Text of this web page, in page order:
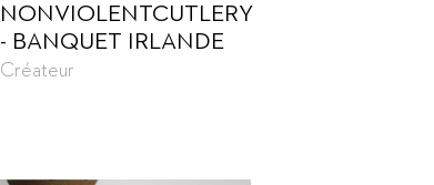
NONVIOLENTCUTLERY
- BANQUET IRLANDE
Créateur